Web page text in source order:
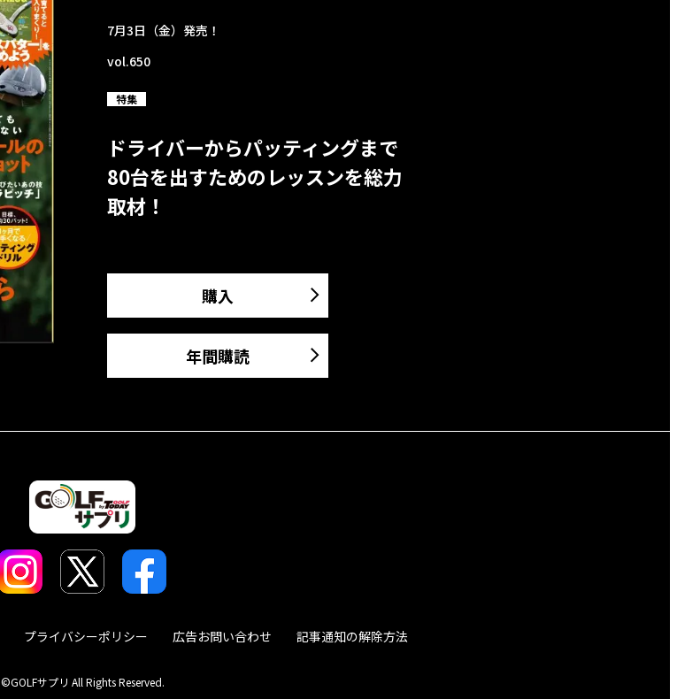
7月3日（金）発売！
vol.650
特集
ドライバーからパッティングまで
80台を出すためのレッスンを総力
取材！
購入
年間購読
プライバシーポリシー 広告お問い合わせ 記事通知の解除方法
©GOLFサプリ All Rights Reserved.